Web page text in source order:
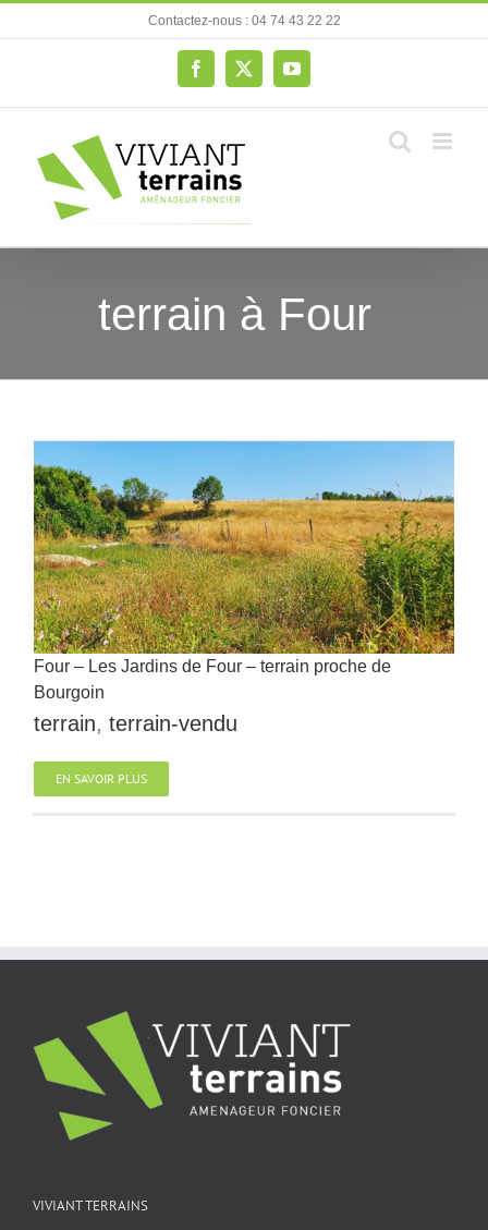
au
Contactez-nous : 04 74 43 22 22
Facebook
X YouTube
terrain à Four
Four – Les Jardins de Four – terrain proche de
Bourgoin
terrain, terrain-vendu
EN SAVOIR PLUS
VIVIANT TERRAINS